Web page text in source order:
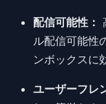
配信可能性：
ル配信可能性
ンボックスに
ユーザーフレ